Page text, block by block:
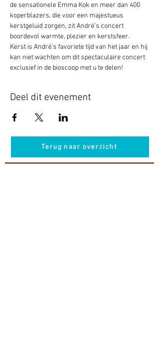
de sensationele Emma Kok en meer dan 400
koperblazers, die voor een majestueus
kerstgeluid zorgen, zit André’s concert
boordevol warmte, plezier en kerstsfeer.
Kerst is André’s favoriete tijd van het jaar en hij
kan niet wachten om dit spectaculaire concert
exclusief in de bioscoop met u te delen!
Deel dit evenement
Terug naar overzicht